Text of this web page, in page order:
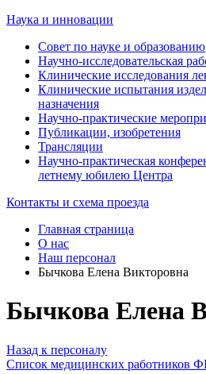
Наука и инновации
Совет по науке и образованию
Научно-исследовательская
Клинические исследования
Клинические испытания
назначения
Научно-практические
Публикации, изобретения
Трансляции
Научно-практическая
летнему юбилею Центра
Контакты и схема проезда
Главная страница
О нас
Наш персонал
Бычкова Елена Викторовна
Бычкова Елена
Назад к персоналу
Список медицинских